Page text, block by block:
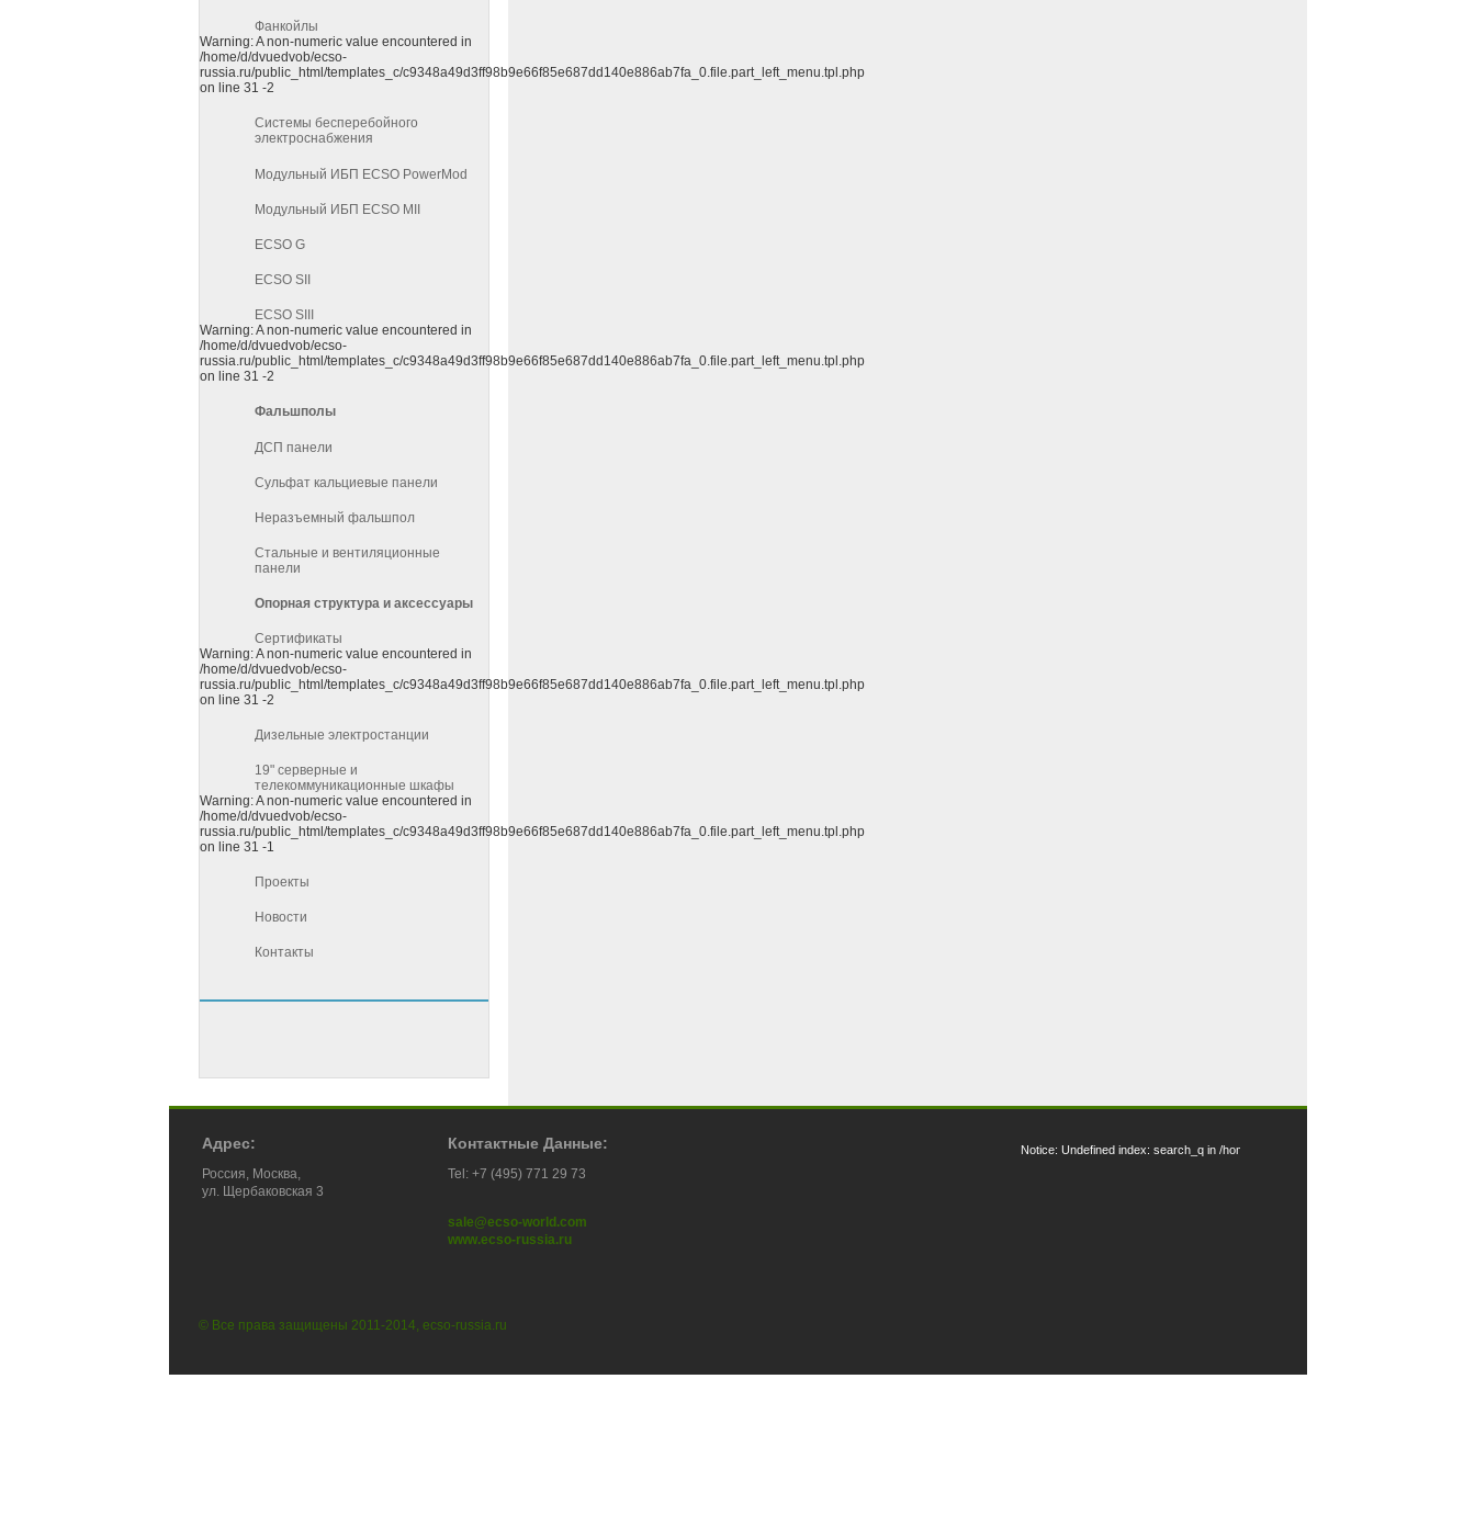
Фанкойлы
Warning: A non-numeric value encountered in
/home/d/dvuedvob/ecso-
russia.ru/public_html/templates_c/c9348a49d3ff98b9e66f85e687dd140e886ab7fa_0.file.part_left_menu.tpl.php
on line 31 -2
Системы бесперебойного
электроснабжения
Модульный ИБП ECSO PowerMod
Модульный ИБП ECSO MII
ECSO G
ECSO SII
ECSO SIII
Warning: A non-numeric value encountered in
/home/d/dvuedvob/ecso-
russia.ru/public_html/templates_c/c9348a49d3ff98b9e66f85e687dd140e886ab7fa_0.file.part_left_menu.tpl.php
on line 31 -2
Фальшполы
ДСП панели
Сульфат кальциевые панели
Неразъемный фальшпол
Стальные и вентиляционные
панели
Опорная структура и аксессуары
Сертификаты
Warning: A non-numeric value encountered in
/home/d/dvuedvob/ecso-
russia.ru/public_html/templates_c/c9348a49d3ff98b9e66f85e687dd140e886ab7fa_0.file.part_left_menu.tpl.php
on line 31 -2
Дизельные электростанции
19" cерверные и
телекоммуникационные шкафы
Warning: A non-numeric value encountered in
/home/d/dvuedvob/ecso-
russia.ru/public_html/templates_c/c9348a49d3ff98b9e66f85e687dd140e886ab7fa_0.file.part_left_menu.tpl.php
on line 31 -1
Проекты
Новости
Контакты
Адрес:
Россия, Москва,
ул. Щербаковская 3
Контактные Данные:
Tel: +7 (495) 771 29 73
sale@ecso-world.com
www.ecso-russia.ru
© Все права защищены 2011-2014, ecso-russia.ru